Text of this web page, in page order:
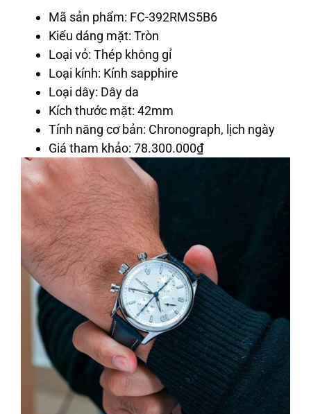
Mã sản phẩm: FC-392RMS5B6
Kiểu dáng mặt: Tròn
Loại vỏ: Thép không gỉ
Loại kính: Kính sapphire
Loại dây: Dây da
Kích thước mặt: 42mm
Tính năng cơ bản: Chronograph, lịch ngày
Giá tham khảo: 78.300.000₫